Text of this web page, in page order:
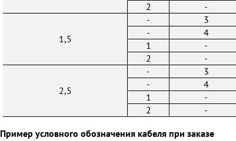
2
-
1,5
- 3
-
4
1
-
2
-
2,5
- 3
-
4
1
-
2
-
Пример условного обозначения кабеля при заказе